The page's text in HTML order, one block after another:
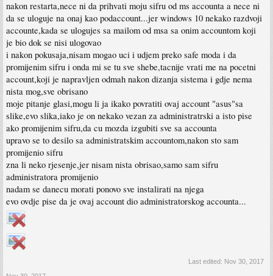
nakon restarta,nece ni da prihvati moju sifru od ms accounta a nece ni
da se uloguje na onaj kao podaccount...jer windows 10 nekako razdvoji
accounte,kada se ulogujes sa mailom od msa sa onim accountom koji
je bio dok se nisi ulogovao
i nakon pokusaja,nisam mogao uci i udjem preko safe moda i da
promijenim sifru i onda mi se tu sve shebe,tacnije vrati me na pocetni
account,koji je napravljen odmah nakon dizanja sistema i gdje nema
nista mog,sve obrisano
moje pitanje glasi,mogu li ja ikako povratiti ovaj account "asus"sa
slike,evo slika,iako je on nekako vezan za administratrski a isto pise
ako promijenim sifru,da cu mozda izgubiti sve sa accounta
upravo se to desilo sa administratskim accountom,nakon sto sam
promijenio sifru
zna li neko rjesenje,jer nisam nista obrisao,samo sam sifru
administratora promijenio
nadam se danecu morati ponovo sve instalirati na njega
evo ovdje pise da je ovaj account dio administratorskog accounta...
Last edited: Nov 30, 2017